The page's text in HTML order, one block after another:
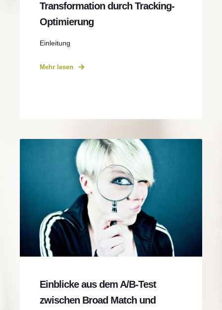
Transformation durch Tracking-
Optimierung
Einleitung
Mehr lesen
Einblicke aus dem A/B-Test
zwischen Broad Match und